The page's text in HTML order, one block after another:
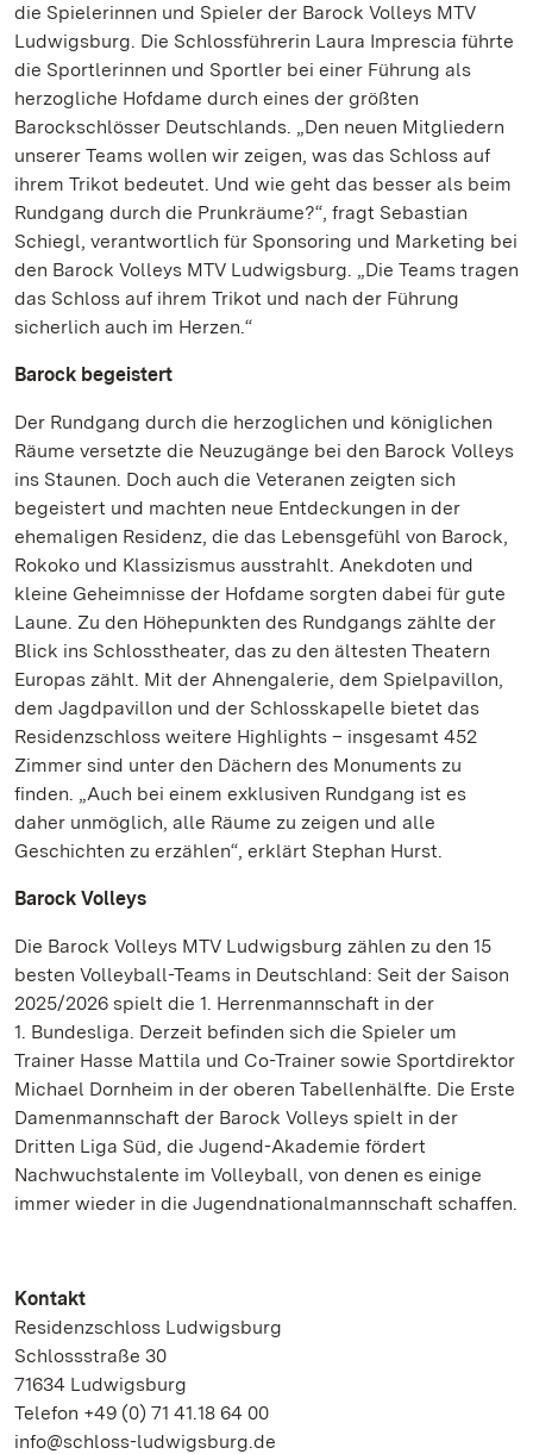
die Spielerinnen und Spieler der Barock Volleys MTV
Ludwigsburg. Die Schlossführerin Laura Imprescia führte
die Sportlerinnen und Sportler bei einer Führung als
herzogliche Hofdame durch eines der größten
Barockschlösser Deutschlands. „Den neuen Mitgliedern
unserer Teams wollen wir zeigen, was das Schloss auf
ihrem Trikot bedeutet. Und wie geht das besser als beim
Rundgang durch die Prunkräume?“, fragt Sebastian
Schiegl, verantwortlich für Sponsoring und Marketing bei
den Barock Volleys MTV Ludwigsburg. „Die Teams tragen
das Schloss auf ihrem Trikot und nach der Führung
sicherlich auch im Herzen.“
Barock begeistert
Der Rundgang durch die herzoglichen und königlichen
Räume versetzte die Neuzugänge bei den Barock Volleys
ins Staunen. Doch auch die Veteranen zeigten sich
begeistert und machten neue Entdeckungen in der
ehemaligen Residenz, die das Lebensgefühl von Barock,
Rokoko und Klassizismus ausstrahlt. Anekdoten und
kleine Geheimnisse der Hofdame sorgten dabei für gute
Laune. Zu den Höhepunkten des Rundgangs zählte der
Blick ins Schlosstheater, das zu den ältesten Theatern
Europas zählt. Mit der Ahnengalerie, dem Spielpavillon,
dem Jagdpavillon und der Schlosskapelle bietet das
Residenzschloss weitere Highlights – insgesamt 452
Zimmer sind unter den Dächern des Monuments zu
finden. „Auch bei einem exklusiven Rundgang ist es
daher unmöglich, alle Räume zu zeigen und alle
Geschichten zu erzählen“, erklärt Stephan Hurst.
Barock Volleys
Die Barock Volleys MTV Ludwigsburg zählen zu den 15
besten Volleyball-Teams in Deutschland: Seit der Saison
2025/2026 spielt die 1. Herrenmannschaft in der
1. Bundesliga. Derzeit befinden sich die Spieler um
Trainer Hasse Mattila und Co-Trainer sowie Sportdirektor
Michael Dornheim in der oberen Tabellenhälfte. Die Erste
Damenmannschaft der Barock Volleys spielt in der
Dritten Liga Süd, die Jugend-Akademie fördert
Nachwuchstalente im Volleyball, von denen es einige
immer wieder in die Jugendnationalmannschaft schaffen.
Kontakt
Residenzschloss Ludwigsburg
Schlossstraße 30
71634 Ludwigsburg
Telefon +49 (0) 71 41.18 64 00
info@schloss-ludwigsburg.de